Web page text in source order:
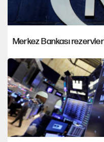
Merkez Bankası